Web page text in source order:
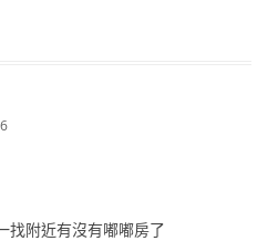
找附近有沒有嘟嘟房了